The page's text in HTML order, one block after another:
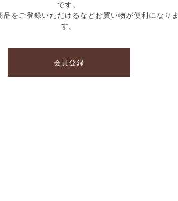
です。
品をご登録いただけるなどお買い物が便利になりま
す。
会員登録